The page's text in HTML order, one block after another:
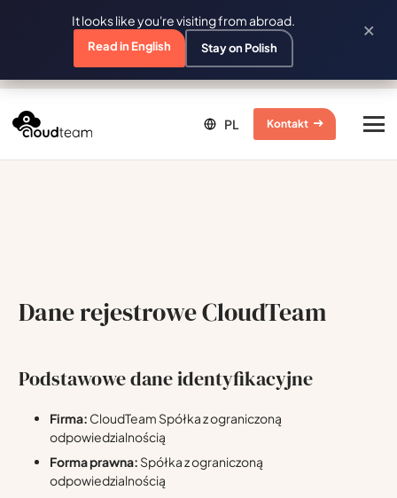
Kontakt
Dane rejestrowe CloudTeam
Podstawowe dane identyfikacyjne
Firma: CloudTeam Spółka z ograniczoną
odpowiedzialnością
Forma prawna: Spółka z ograniczoną
odpowiedzialnością
It looks like you're visiting from abroad.
Read in English Stay on Polish
×